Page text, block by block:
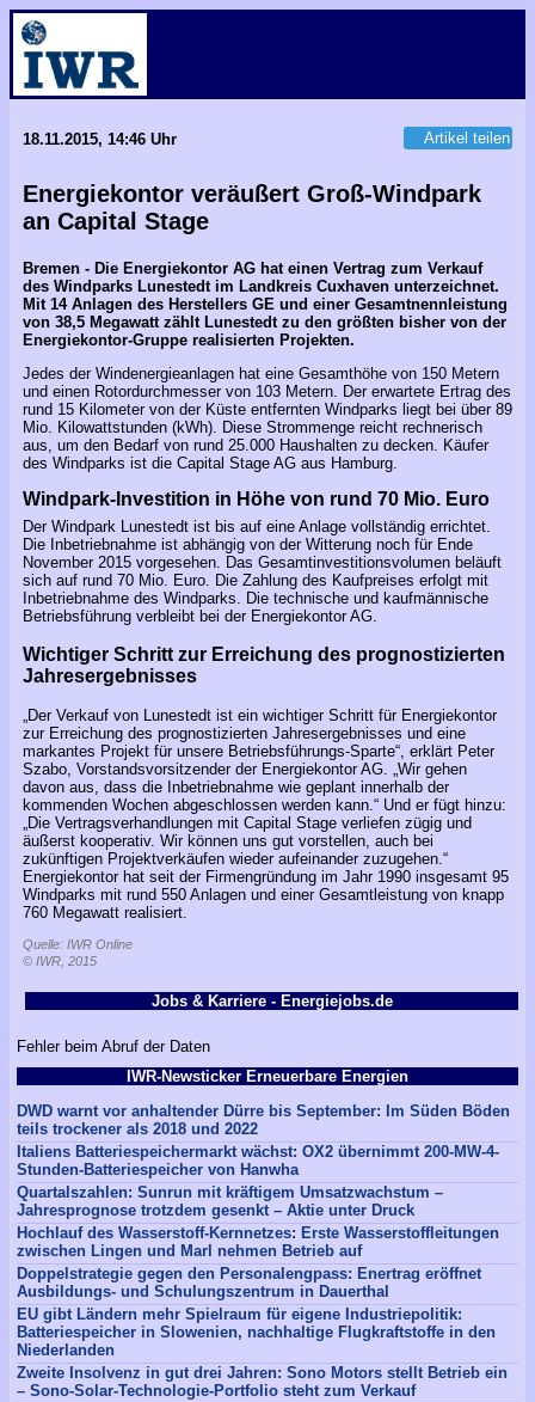
18.11.2015, 14:46 Uhr Artikel teilen
Energiekontor veräußert Groß-Windpark
an Capital Stage
Bremen - Die Energiekontor AG hat einen Vertrag zum Verkauf
des Windparks Lunestedt im Landkreis Cuxhaven unterzeichnet.
Mit 14 Anlagen des Herstellers GE und einer Gesamtnennleistung
von 38,5 Megawatt zählt Lunestedt zu den größten bisher von der
Energiekontor-Gruppe realisierten Projekten.
Jedes der Windenergieanlagen hat eine Gesamthöhe von 150 Metern
und einen Rotordurchmesser von 103 Metern. Der erwartete Ertrag des
rund 15 Kilometer von der Küste entfernten Windparks liegt bei über 89
Mio. Kilowattstunden (kWh). Diese Strommenge reicht rechnerisch
aus, um den Bedarf von rund 25.000 Haushalten zu decken. Käufer
des Windparks ist die Capital Stage AG aus Hamburg.
Windpark-Investition in Höhe von rund 70 Mio. Euro
Der Windpark Lunestedt ist bis auf eine Anlage vollständig errichtet.
Die Inbetriebnahme ist abhängig von der Witterung noch für Ende
November 2015 vorgesehen. Das Gesamtinvestitionsvolumen beläuft
sich auf rund 70 Mio. Euro. Die Zahlung des Kaufpreises erfolgt mit
Inbetriebnahme des Windparks. Die technische und kaufmännische
Betriebsführung verbleibt bei der Energiekontor AG.
Wichtiger Schritt zur Erreichung des prognostizierten
Jahresergebnisses
„Der Verkauf von Lunestedt ist ein wichtiger Schritt für Energiekontor
zur Erreichung des prognostizierten Jahresergebnisses und eine
markantes Projekt für unsere Betriebsführungs-Sparte“, erklärt Peter
Szabo, Vorstandsvorsitzender der Energiekontor AG. „Wir gehen
davon aus, dass die Inbetriebnahme wie geplant innerhalb der
kommenden Wochen abgeschlossen werden kann.“ Und er fügt hinzu:
„Die Vertragsverhandlungen mit Capital Stage verliefen zügig und
äußerst kooperativ. Wir können uns gut vorstellen, auch bei
zukünftigen Projektverkäufen wieder aufeinander zuzugehen.“
Energiekontor hat seit der Firmengründung im Jahr 1990 insgesamt 95
Windparks mit rund 550 Anlagen und einer Gesamtleistung von knapp
760 Megawatt realisiert.
Quelle: IWR Online
© IWR, 2015
Jobs & Karriere - Energiejobs.de
Fehler beim Abruf der Daten
IWR-Newsticker Erneuerbare Energien
DWD warnt vor anhaltender Dürre bis September: Im Süden Böden
teils trockener als 2018 und 2022
Italiens Batteriespeichermarkt wächst: OX2 übernimmt 200-MW-4-
Stunden-Batteriespeicher von Hanwha
Quartalszahlen: Sunrun mit kräftigem Umsatzwachstum –
Jahresprognose trotzdem gesenkt – Aktie unter Druck
Hochlauf des Wasserstoff-Kernnetzes: Erste Wasserstoffleitungen
zwischen Lingen und Marl nehmen Betrieb auf
Doppelstrategie gegen den Personalengpass: Enertrag eröffnet
Ausbildungs- und Schulungszentrum in Dauerthal
EU gibt Ländern mehr Spielraum für eigene Industriepolitik:
Batteriespeicher in Slowenien, nachhaltige Flugkraftstoffe in den
Niederlanden
Zweite Insolvenz in gut drei Jahren: Sono Motors stellt Betrieb ein
– Sono-Solar-Technologie-Portfolio steht zum Verkauf